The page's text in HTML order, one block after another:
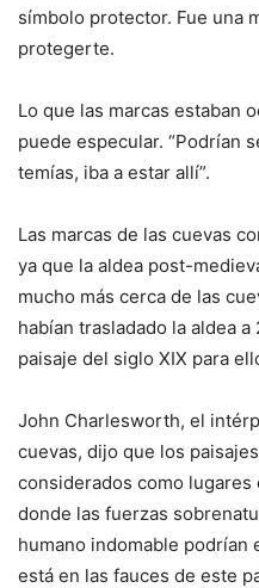
símbolo protector. Fue una
protegerte.
Lo que las marcas estaban
puede especular. “Podrían
temías, iba a estar allí”.
Las marcas de las cuevas
ya que la aldea post-
mucho más cerca de las
habían trasladado la aldea
paisaje del siglo XIX para
John Charlesworth, el
cuevas, dijo que los
considerados como lugares
donde las fuerzas
humano indomable podrían
está en las fauces de este